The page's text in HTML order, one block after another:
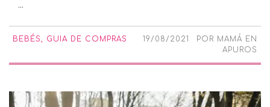
...
BEBÉS, GUIA DE COMPRAS 19/08/2021 POR MAMÁ EN
APUROS